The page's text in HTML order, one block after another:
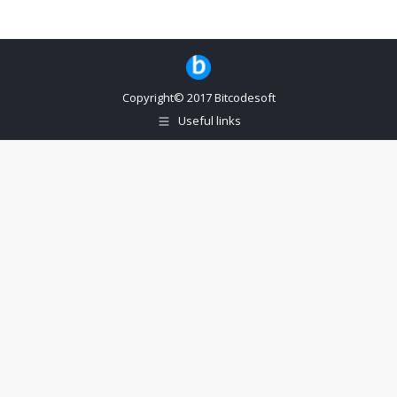
Copyright© 2017 Bitcodesoft
Useful links